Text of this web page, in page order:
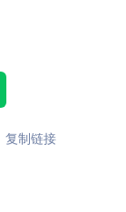
复制链接